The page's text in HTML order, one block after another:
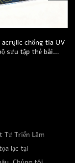
bày acrylic cao cấp
mm dành cho thẻ
Tư Triển Lãm
lạc tại